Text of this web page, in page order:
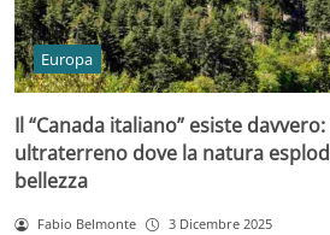
Europa
Il “Canada italiano” esiste
ultraterreno dove la natura
bellezza
Fabio Belmonte 3 Dicembre 2025